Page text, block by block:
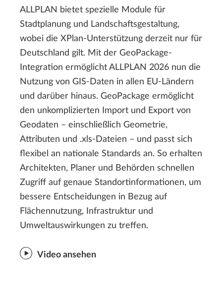
ALLPLAN bietet spezielle Module für
Stadtplanung und Landschaftsgestaltung,
wobei die XPlan-Unterstützung derzeit nur für
Deutschland gilt. Mit der GeoPackage-
Integration ermöglicht ALLPLAN 2026 nun die
Nutzung von GIS-Daten in allen EU-Ländern
und darüber hinaus. GeoPackage ermöglicht
den unkomplizierten Import und Export von
Geodaten – einschließlich Geometrie,
Attributen und .xls-Dateien – und passt sich
flexibel an nationale Standards an. So erhalten
Architekten, Planer und Behörden schnellen
Zugriff auf genaue Standortinformationen, um
bessere Entscheidungen in Bezug auf
Flächennutzung, Infrastruktur und
Umweltauswirkungen zu treffen.
Video ansehen